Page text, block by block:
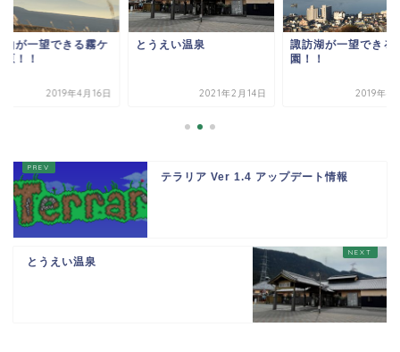
山が一望できる霧ケ
！！
2019年4月16日
とうえい温泉
2021年2月14日
諏訪湖が一望できる
園！！
2019年4
テラリア Ver 1.4 アップデート情報
とうえい温泉